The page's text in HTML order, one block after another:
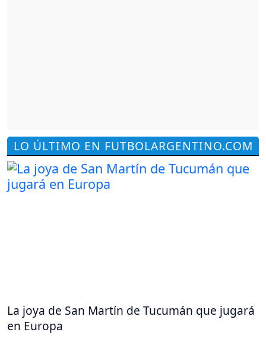
LO ÚLTIMO EN FUTBOLARGENTINO.COM
La joya de San Martín de Tucumán que jugará
en Europa